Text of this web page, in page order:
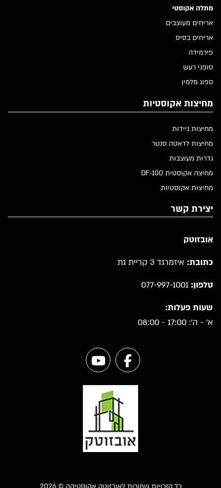
מתלה אקוסטי
אריחים מעוצבים
אריחים בסיס
פירמידה
סופגי רעש
ספוג מלמין
מחיצות אקוסטיות
מחיצות ניידות
מחיצות לדאטה סנטר
גדרות מעוצבות
מחיצה אקוסטית DF-100
מחיצות אקוסטיות
יצירת קשר
אובזוטק
כתובת: איזמרגד 3 קריית גת
טלפון: 077-997-1001
שעות פעלות:
א' - ה': 17:00 - 08:00